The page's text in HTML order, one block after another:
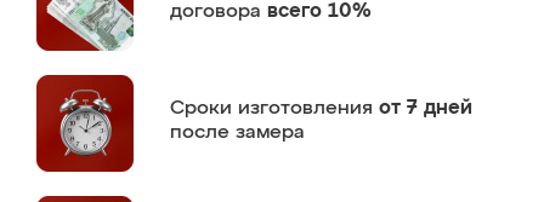
договора всего 10%
Сроки изготовления от 7 дней
после замера